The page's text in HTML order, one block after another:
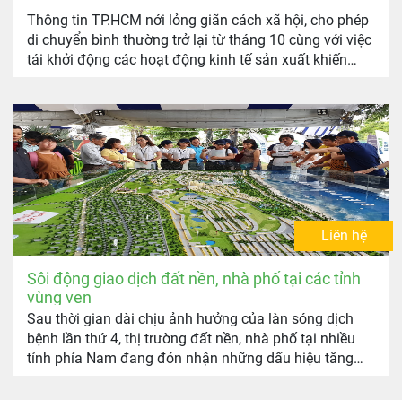
Thông tin TP.HCM nới lỏng giãn cách xã hội, cho phép
di chuyển bình thường trở lại từ tháng 10 cùng với việc
tái khởi động các hoạt động kinh tế sản xuất khiến
Liên hệ
Sôi động giao dịch đất nền, nhà phố tại các tỉnh
vùng ven
Sau thời gian dài chịu ảnh hưởng của làn sóng dịch
bệnh lần thứ 4, thị trường đất nền, nhà phố tại nhiều
tỉnh phía Nam đang đón nhận những dấu hiệu tăng